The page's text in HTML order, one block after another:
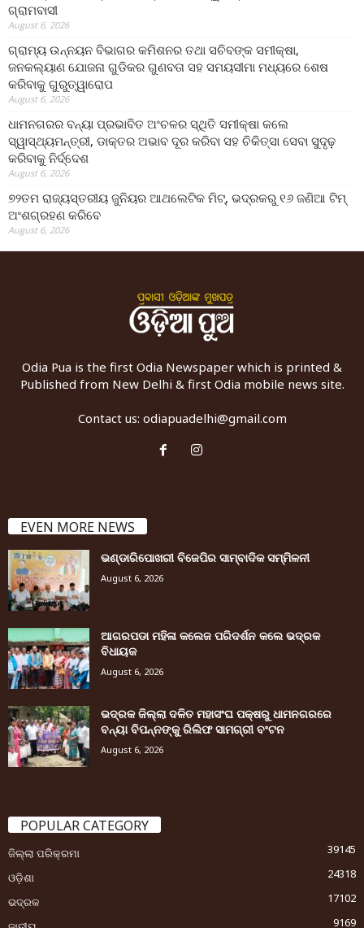
ଗ୍ରାମବାସୀ
August 6, 2026
ଗ୍ରାମ୍ୟ ଉନ୍ନୟନ ବିଭାଗର କମିଶନର ତଥା ସଚିବଙ୍କ ସମୀକ୍ଷା,
ଜନକଲ୍ୟାଣ ଯୋଜନା ଗୁଡିକର ଗୁଣବତା ସହ ସମୟସୀମା ମଧ୍ୟରେ ଶେଷ
କରିବାକୁ ଗୁରୁତ୍ୱାରୋପ
August 6, 2026
ଧାମନଗରର ବନ୍ୟା ପ୍ରଭାବିତ ଅଂଚଳର ସ୍ଥିତି ସମୀକ୍ଷା କଲେ
ସ୍ୱାସ୍ଥ୍ୟମନ୍ତ୍ରୀ, ଡାକ୍ତର ଅଭାବ ଦୂର କରିବା ସହ ଚିକିତ୍ସା ସେବା ସୁଦୃଢ଼
କରିବାକୁ ନିର୍ଦ୍ଦେଶ
August 6, 2026
୭୨ତମ ରାଜ୍ୟସ୍ତରୀୟ ଜୁନିୟର ଆଥଲେଟିକ ମିଟ୍‌, ଭଦ୍ରକରୁ ୧୬ ଜଣିଆ ଟିମ୍
ଅଂଶଗ୍ରହଣ କରିବେ
August 6, 2026
Odia Pua is the first Odia Newspaper which is printed &
Published from New Delhi & first Odia mobile news site.
Contact us: odiapuadelhi@gmail.com
EVEN MORE NEWS
ଭଣ୍ଡାରିପୋଖରୀ ବିଜେପିର ସାମ୍ବାଦିକ ସମ୍ମିଳନୀ
August 6, 2026
ଆଗରପଡା ମହିଳା କଲେଜ ପରିଦର୍ଶନ କଲେ ଭଦ୍ରକ
ବିଧାୟକ
August 6, 2026
ଭଦ୍ରକ ଜିଲ୍ଲା ଦଳିତ ମହାସଂଘ ପକ୍ଷରୁ ଧାମନଗରରେ
ବନ୍ୟା ବିପନ୍ନଙ୍କୁ ରିଲିଫ ସାମଗ୍ରୀ ବଂଟନ
August 6, 2026
POPULAR CATEGORY
ଜିଲ୍ଲା ପରିକ୍ରମା
39145
ଓଡ଼ିଶା
24318
ଭଦ୍ରକ
17102
9169